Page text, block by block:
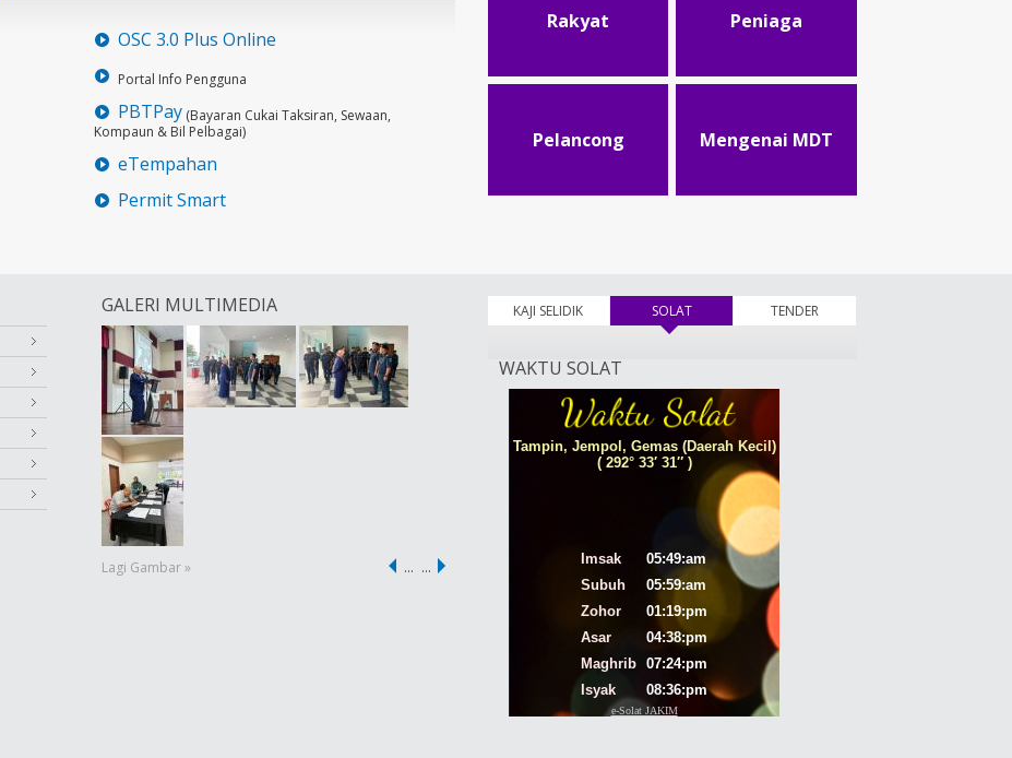
OSC 3.0 Plus Online
Portal Info Pengguna
PBTPay(Bayaran Cukai Taksiran, Sewaan,
Kompaun & Bil Pelbagai)
eTempahan
Permit Smart
Rakyat Peniaga
Pelancong Mengenai MDT
GALERI MULTIMEDIA
Lagi Gambar » … …
KAJI SELIDIK SOLAT(tab aktif) TENDER
WAKTU SOLAT